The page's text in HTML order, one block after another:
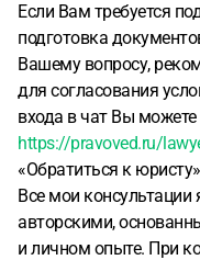
Если Вам требуется
подготовка
Вашему вопросу,
для согласования
входа в чат Вы
https://pravoved.ru/
«Обратиться к
Все мои
авторскими,
и личном опыте. При